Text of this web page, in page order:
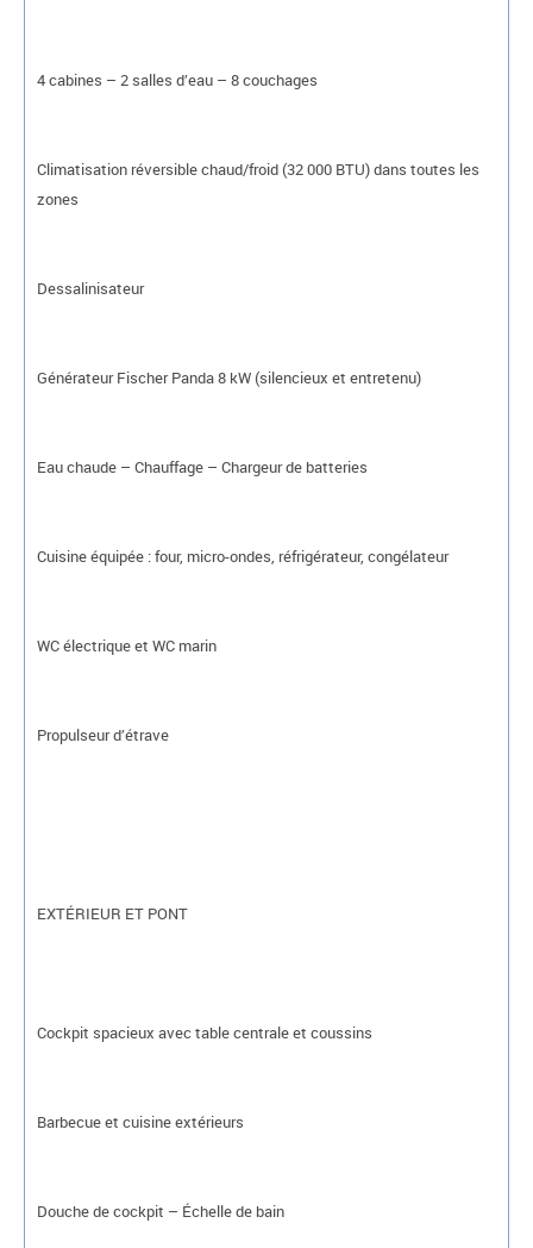
4 cabines – 2 salles d’eau – 8 couchages
Climatisation réversible chaud/froid (32 000 BTU) dans toutes les
zones
Dessalinisateur
Générateur Fischer Panda 8 kW (silencieux et entretenu)
Eau chaude – Chauffage – Chargeur de batteries
Cuisine équipée : four, micro-ondes, réfrigérateur, congélateur
WC électrique et WC marin
Propulseur d’étrave
EXTÉRIEUR ET PONT
Cockpit spacieux avec table centrale et coussins
Barbecue et cuisine extérieurs
Douche de cockpit – Échelle de bain